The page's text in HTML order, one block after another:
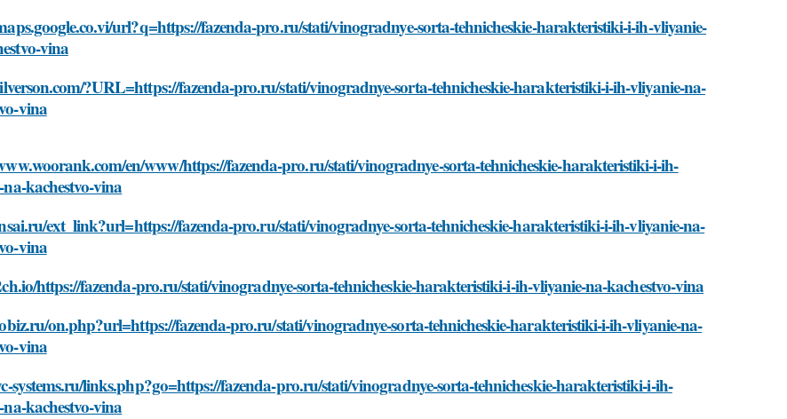
url?q=https://fazenda-pro.ru/stati/vinogradnye-sorta-tehnicheskie-harakteristiki-i-ih-vliyanie-
vina
?URL=https://fazenda-pro.ru/stati/vinogradnye-sorta-tehnicheskie-harakteristiki-i-ih-vliyanie-na-
vina
en/www/https://fazenda-pro.ru/stati/vinogradnye-sorta-tehnicheskie-harakteristiki-i-ih-
kachestvo-vina
ext_link?url=https://fazenda-pro.ru/stati/vinogradnye-sorta-tehnicheskie-harakteristiki-i-ih-vliyanie-na-
vina
https://fazenda-pro.ru/stati/vinogradnye-sorta-tehnicheskie-harakteristiki-i-ih-vliyanie-na-kachestvo-vina
on.php?url=https://fazenda-pro.ru/stati/vinogradnye-sorta-tehnicheskie-harakteristiki-i-ih-vliyanie-na-
vina
systems.ru/links.php?go=https://fazenda-pro.ru/stati/vinogradnye-sorta-tehnicheskie-harakteristiki-i-ih-
kachestvo-vina